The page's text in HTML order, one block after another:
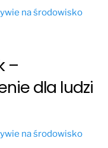
na środowisko
–
dla ludzi
na środowisko